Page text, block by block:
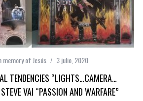
memory of Jesús 3 julio, 2020
TENDENCIES “LIGHTS…CAMERA…
VAI “PASSION AND WARFARE”